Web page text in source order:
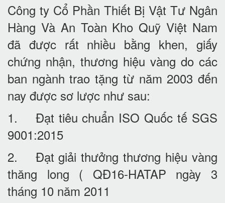
Công ty Cổ Phần Thiết Bị Vật Tư Ngân
Hàng Và An Toàn Kho Quỹ Việt Nam
đã được rất nhiều bằng khen, giấy
chứng nhận, thương hiệu vàng do các
ban ngành trao tặng từ năm 2003 đến
nay được sơ lược như sau:
1. Đạt tiêu chuẩn ISO Quốc tế SGS
9001:2015
2. Đạt giải thưởng thương hiệu vàng
thăng long ( QĐ16-HATAP ngày 3
tháng 10 năm 2011